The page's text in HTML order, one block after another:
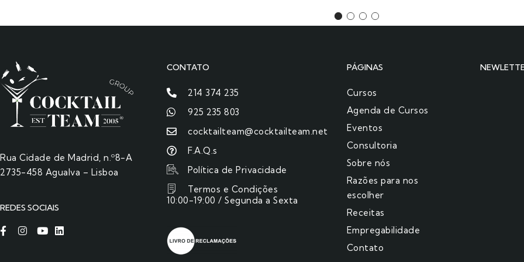
Rua Cidade de Madrid, n.º8-A
2735-458 Agualva – Lisboa
REDES SOCIAIS
CONTATO
214 374 235
925 235 803
cocktailteam@cocktailteam.net
F.A.Q.s
Política de Privacidade
Termos e Condições
10:00-19:00 / Segunda a Sexta
PÁGINAS
Cursos
Agenda de Cursos
Eventos
Consultoria
Sobre nós
Razões para nos
escolher​
Receitas
Empregabilidade
Contato